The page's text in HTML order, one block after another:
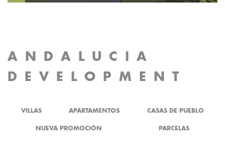
ANDALUCIA
DEVELOPMENT
VILLAS APARTAMENTOS CASAS DE PUEBLO
NUEVA PROMOCIÓN PARCELAS